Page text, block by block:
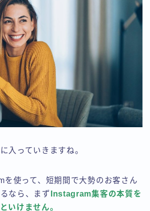
入っていきますね。
を使って、短期間で大勢のお客さん
なら、まず Instagram集客の本質を
いけません。